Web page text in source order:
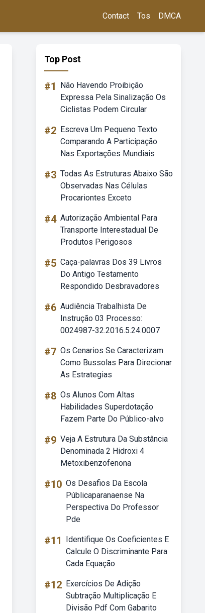
Contact Tos DMCA
Top Post
#1
Não Havendo Proibição
Expressa Pela Sinalização Os
Ciclistas Podem Circular
#2 Escreva Um Pequeno Texto
Comparando A Participação
Nas Exportações Mundiais
#3 Todas As Estruturas Abaixo São
Observadas Nas Células
Procariontes Exceto
#4 Autorização Ambiental Para
Transporte Interestadual De
Produtos Perigosos
#5 Caça-palavras Dos 39 Livros
Do Antigo Testamento
Respondido Desbravadores
#6 Audiência Trabalhista De
Instrução 03 Processo:
0024987-32.2016.5.24.0007
#7 Os Cenarios Se Caracterizam
Como Bussolas Para Direcionar
As Estrategias
#8 Os Alunos Com Altas
Habilidades Superdotação
Fazem Parte Do Público-alvo
#9 Veja A Estrutura Da Substância
Denominada 2 Hidroxi 4
Metoxibenzofenona
#10 Os Desafios Da Escola
Públicaparanaense Na
Perspectiva Do Professor
Pde
#11
Identifique Os Coeficientes E
Calcule O Discriminante Para
Cada Equação
#12 Exercícios De Adição
Subtração Multiplicação E
Divisão Pdf Com Gabarito